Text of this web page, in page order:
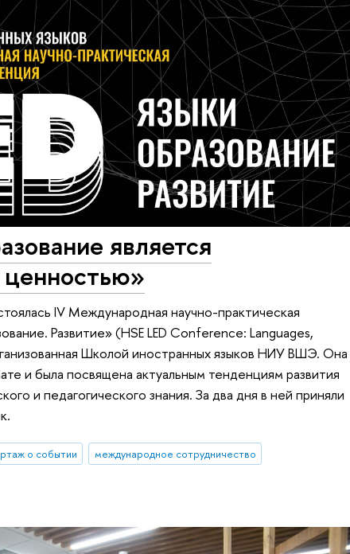
является
IV Международная научно-практическая
Развитие» (HSE LED Conference: Languages,
Школой иностранных языков НИУ ВШЭ. Она
и была посвящена актуальным тенденциям развития
и педагогического знания. За два дня в ней приняли
о событии
международное сотрудничество